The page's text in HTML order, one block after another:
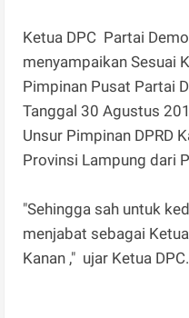
Ketua DPC Partai
menyampaikan Sesuai
Pimpinan Pusat Partai
Tanggal 30 Agustus
Unsur Pimpinan DPRD
Provinsi Lampung dari
"Sehingga sah untuk
menjabat sebagai
Kanan ," ujar Ketua DPC.